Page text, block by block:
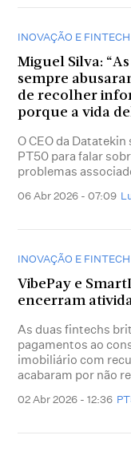
INOVAÇÃO E FINTECH
Miguel Silva: “As
sempre
de recolher
porque a vida
O CEO da
PT50 para falar
problemas
06 Abr 2026 - 07:09
INOVAÇÃO E FINTECH
VibePay e
encerram
As duas fintechs
pagamentos ao
imobiliário com
acabaram por não
02 Abr 2026 - 12:36